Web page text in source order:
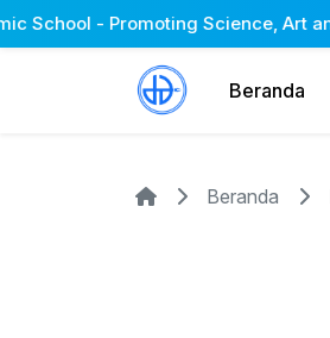
- Promoting Science, Art and
Beranda
Beranda